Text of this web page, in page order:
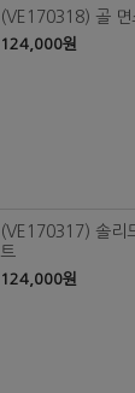
(VE170318) 골 면
124,000원
(VE170317) 솔리
트
124,000원